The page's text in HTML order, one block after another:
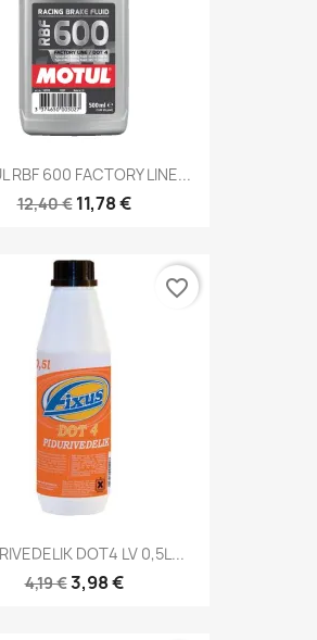
RBF 600 FACTORY LINE...
12,40 € 11,78 €
DOT4 LV 0,5L...
4,19 €3,98 €
favorite_border